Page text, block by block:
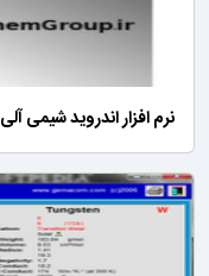
نرم افزار اندروید شیمی آلی